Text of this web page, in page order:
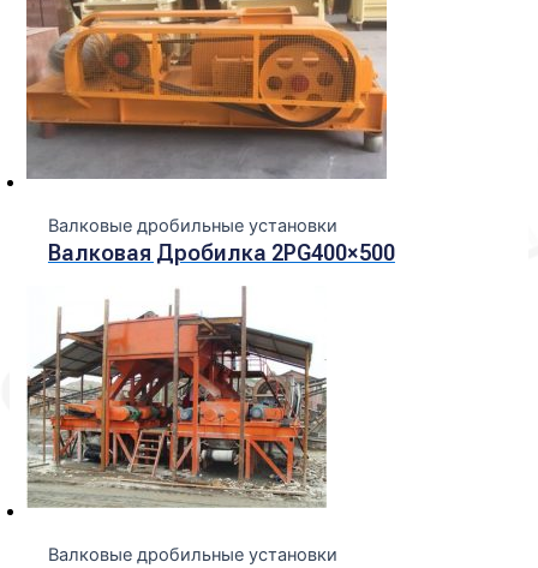
Валковые дробильные установки
Валковая Дробилка 2PG400×500
Валковые дробильные установки